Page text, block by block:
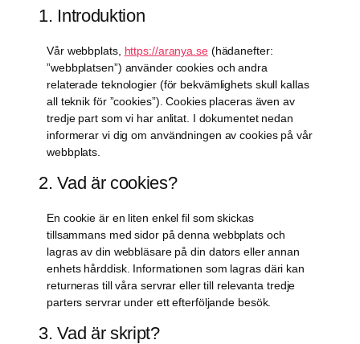
1. Introduktion
Vår webbplats, https://aranya.se(hädanefter:
”webbplatsen”) använder cookies och andra
relaterade teknologier (för bekvämlighets skull kallas
all teknik för ”cookies”). Cookies placeras även av
tredje part som vi har anlitat. I dokumentet nedan
informerar vi dig om användningen av cookies på vår
webbplats.
2. Vad är cookies?
En cookie är en liten enkel fil som skickas
tillsammans med sidor på denna webbplats och
lagras av din webbläsare på din dators eller annan
enhets hårddisk. Informationen som lagras däri kan
returneras till våra servrar eller till relevanta tredje
parters servrar under ett efterföljande besök.
3. Vad är skript?